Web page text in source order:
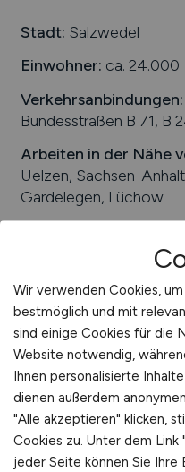
Schweiz
International
Stadt: Salzwedel
Einwohner: ca. 24.000
Verkehrsanbindungen:
Bundesstraßen B 71, B
Arbeiten in der Nähe
Uelzen, Sachsen-
Gardelegen, Lüchow
/Branchen:
Ingenieurwesen,
Automation,
Messtechnik
Beliebte Arbeitgeber
Jobangebote bieten:
GmbH, Tec
Altmärkischer
Filtertechnik GmbH,
GmbH, seacon
Wir verwenden Cookies,
bestmöglich und mit
sind einige Cookies für die
Website notwendig,
Ihnen personalisierte
dienen außerdem
"Alle akzeptieren" klicken,
Cookies zu. Unter dem
jeder Seite können Sie